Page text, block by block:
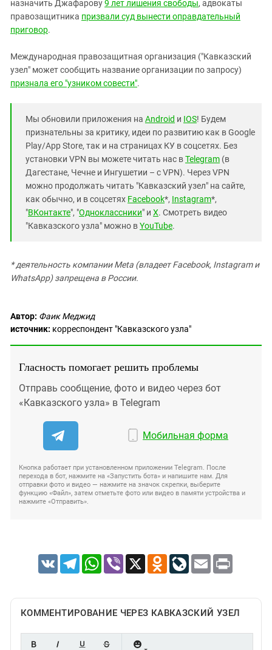
назначить Джафарову9 лет лишения свободы, адвокаты
правозащитника призвали суд вынести оправдательный
приговор.
Международная правозащитная организация ("Кавказский
узел" может сообщить название организации по запросу)
признала его "узником совести".
Мы обновили приложения на Android и IOS! Будем
признательны за критику, идеи по развитию как в Google
Play/App Store, так и на страницах КУ в соцсетях. Без
установки VPN вы можете читать нас вTelegram (в
Дагестане, Чечне и Ингушетии – с VPN). Через VPN
можно продолжать читать "Кавказский узел" на сайте,
как обычно, и в соцсетях Facebook*, Instagram*,
"ВКонтакте", "Одноклассники" и X. Смотреть видео
"Кавказского узла" можно вYouTube.
* деятельность компании Meta (владеет Facebook, Instagram и
WhatsApp) запрещена в России.
Автор: Фаик Меджид
источник: корреспондент "Кавказского узла"
Гласность помогает решить проблемы
Отправь сообщение, фото и видео через бот
«Кавказского узла» в Telegram
Мобильная форма
Кнопка работает при установленном приложении Telegram. После
перехода в бот, нажмите на «Запустить бота» и напишите нам. Для
отправки фото и видео — нажмите на значок скрепки, выберите
функцию «Файл», затем отметьте фото или видео в памяти устройства и
нажмите «Отправить».
VK TelegramWhatsApp
Viber X Odnoklassniki
LiveJournal
Email Print
КОММЕНТИРОВАНИЕ ЧЕРЕЗ КАВКАЗСКИЙ УЗЕЛ